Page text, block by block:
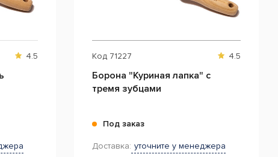
4.5 Код 71227 4.5
Борона "Куриная лапка" с
тремя зубцами
Под заказ
Доставка: уточните у менеджера